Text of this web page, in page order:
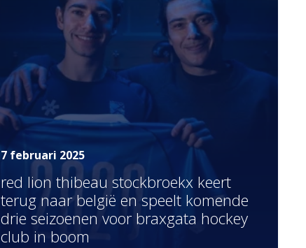
7 februari 2025
red lion thibeau stockbroekx keert
terug naar belgië en speelt komende
drie seizoenen voor braxgata hockey
club in boom